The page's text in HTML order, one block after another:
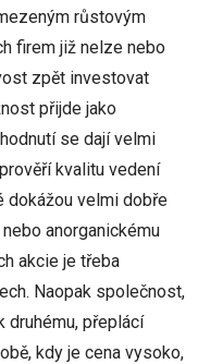
růstovým
firem již nelze nebo
zpět investovat
přijde jako
se dají velmi
kvalitu vedení
dokážou velmi dobře
anorganickému
akcie je třeba
Naopak společnost,
druhému, přeplácí
kdy je cena vysoko,